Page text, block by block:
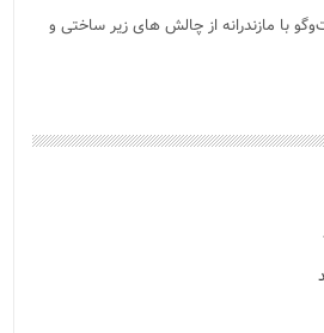
با مازندرانه از چالش های زیر ساختی و